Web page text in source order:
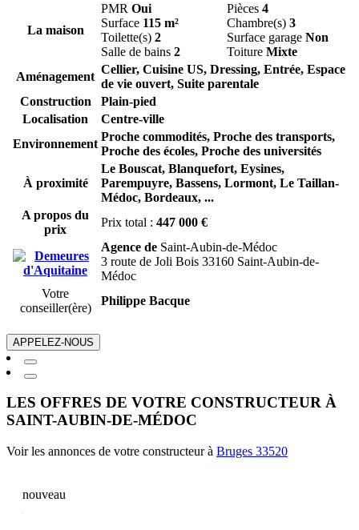
La maison
PMR Oui
Surface 115 m²
Toilette(s) 2
Salle de bains 2
Pièces 4
Chambre(s) 3
Surface garage Non
Toiture Mixte
Aménagement
Cellier, Cuisine US, Dressing, Entrée, Espace
de vie ouvert, Suite parentale
Construction
Plain-pied
Localisation
Centre-ville
Environnement
Proche commodités, Proche des transports,
Proche des écoles, Proche des universités
À proximité
Le Bouscat, Blanquefort, Eysines,
Parempuyre, Bassens, Lormont, Le Taillan-
Médoc, Bordeaux, ...
A propos du
prix
Prix total : 447 000 €
Agence de Saint-Aubin-de-Médoc
3 route de Joli Bois 33160 Saint-Aubin-de-
Médoc
Votre
conseiller(ère)
Philippe Bacque
APPELEZ-NOUS
LES OFFRES DE VOTRE CONSTRUCTEUR À
SAINT-AUBIN-DE-MÉDOC
Voir les annonces de votre constructeur à Bruges 33520
nouveau